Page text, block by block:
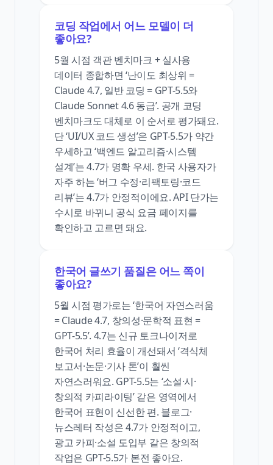
코딩 작업에서 어느 모델이 더
좋아요?
5월 시점 객관 벤치마크 + 실사용
데이터 종합하면 ‘난이도 최상위 =
Claude 4.7, 일반 코딩 = GPT-5.5와
Claude Sonnet 4.6 동급’. 공개 코딩
벤치마크도 대체로 이 순서로 평가돼요.
단 ‘UI/UX 코드 생성’은 GPT-5.5가 약간
우세하고 ‘백엔드 알고리즘·시스템
설계’는 4.7가 명확 우세. 한국 사용자가
자주 하는 ‘버그 수정·리팩토링·코드
리뷰’는 4.7가 안정적이에요. API 단가는
수시로 바뀌니 공식 요금 페이지를
확인하고 고르면 돼요.
한국어 글쓰기 품질은 어느 쪽이
좋아요?
5월 시점 평가로는 ‘한국어 자연스러움
= Claude 4.7, 창의성·문학적 표현 =
GPT-5.5’. 4.7는 신규 토크나이저로
한국어 처리 효율이 개선돼서 ‘격식체
보고서·논문·기사 톤’이 훨씬
자연스러워요. GPT-5.5는 ‘소설·시·
창의적 카피라이팅’ 같은 영역에서
한국어 표현이 신선한 편. 블로그·
뉴스레터 작성은 4.7가 안정적이고,
광고 카피·소설 도입부 같은 창의적
작업은 GPT-5.5가 본전 좋아요.